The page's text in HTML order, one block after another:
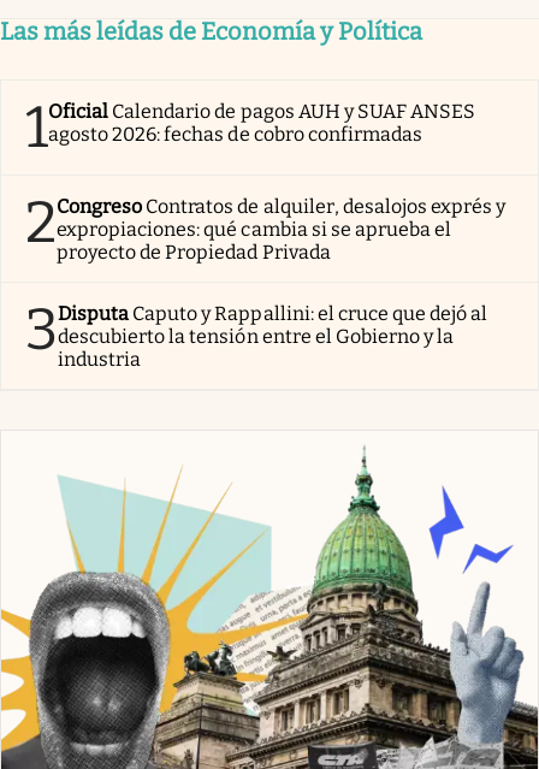
Las más leídas de Economía y Política
1Oficial Calendario de pagos AUH y SUAF ANSES
agosto 2026: fechas de cobro confirmadas
2Congreso Contratos de alquiler, desalojos exprés y
expropiaciones: qué cambia si se aprueba el
proyecto de Propiedad Privada
3Disputa Caputo y Rappallini: el cruce que dejó al
descubierto la tensión entre el Gobierno y la
industria